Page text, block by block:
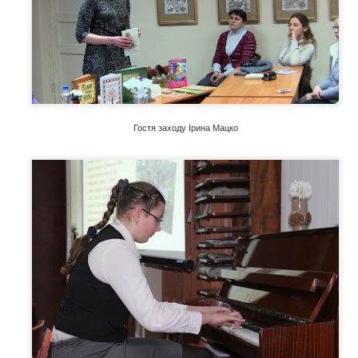
Гостя заходу Ірина Мацко
випадково поставили Мішу і Раєн у пару для листування. Їх
думки і захоплення. Тільки одне з одним вони могли бути по-
їх на плаву в найтяжчі моменти дорослішання. Довгі сім років у
одне одного в соцмережах, жодних телефонних дзвінків,
вирішив порушити домовленість і побачити Раєн... Це була
не здогадувалася, що перед нею Міша, її Міша. Дівчина не
чому він зник з її життя. Однак вона готова на все, аби повернути
вершин професіоналізму, є дві новини - приємна й не надто.
справі дуже багато часу, немає гарантії, що рухатиметеся
щоб стати експертом» є неефективною, стверджує психолог
що шлях до вершини існує й дістатися туди може будь-хто.
вивчав історії видатних людей із різних сфер - олімпійських
дійшов висновку, що таємниця криється у здатності обрати
на потрібних навичках.